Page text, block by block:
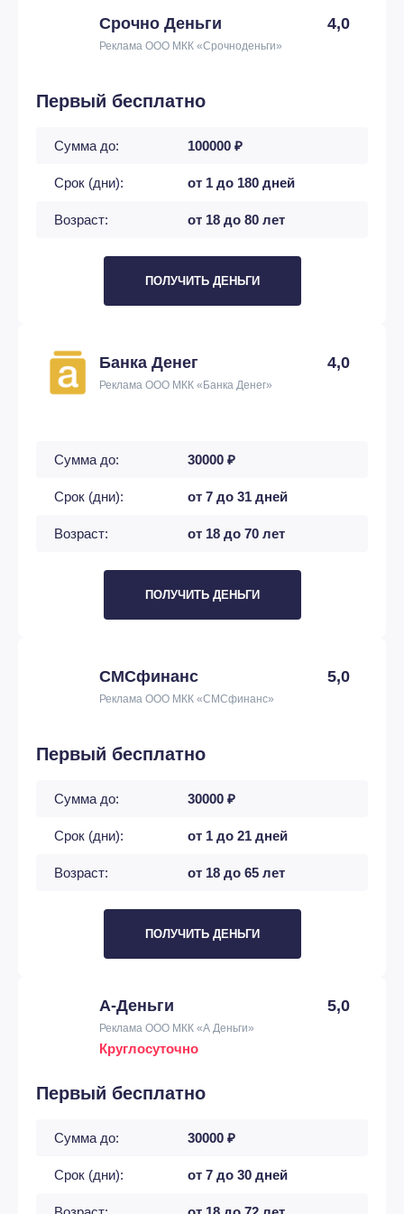
Срочно Деньги 4,0
Реклама ООО МКК «Срочноденьги»
Первый бесплатно
Сумма до: 100000 ₽
Срок (дни): от 1 до 180 дней
Возраст: от 18 до 80 лет
ПОЛУЧИТЬ ДЕНЬГИ
Банка Денег 4,0
Реклама ООО МКК «Банка Денег»
Сумма до: 30000 ₽
Срок (дни): от 7 до 31 дней
Возраст: от 18 до 70 лет
ПОЛУЧИТЬ ДЕНЬГИ
СМСфинанс 5,0
Реклама ООО МКК «СМСфинанс»
Первый бесплатно
Сумма до: 30000 ₽
Срок (дни): от 1 до 21 дней
Возраст: от 18 до 65 лет
ПОЛУЧИТЬ ДЕНЬГИ
А-Деньги 5,0
Реклама ООО МКК «А Деньги»
Круглосуточно
Первый бесплатно
Сумма до: 30000 ₽
Срок (дни): от 7 до 30 дней